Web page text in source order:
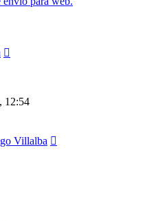
12:54
Villalba